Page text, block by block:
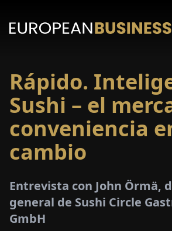
Rápido.
Sushi – el
conveniencia
cambio
Entrevista con John Örmä,
general de Sushi Circle
GmbH